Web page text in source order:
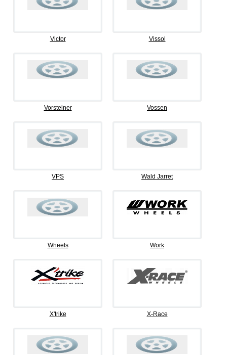
Victor Vissol
Vorsteiner Vossen
VPS Wald Jarret
Wheels Work
X'trike X-Race